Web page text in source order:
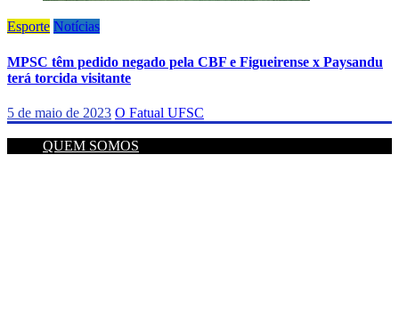
Esporte Notícias
MPSC têm pedido negado pela CBF e Figueirense x Paysandu
terá torcida visitante
5 de maio de 2023 O Fatual UFSC
QUEM SOMOS